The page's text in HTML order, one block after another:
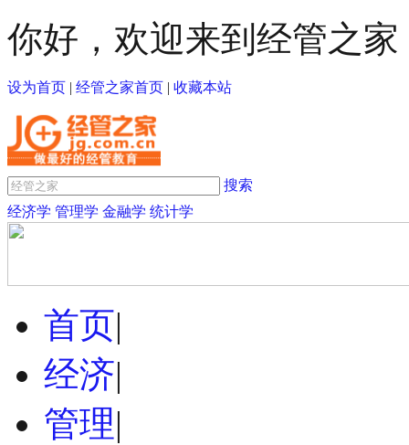
你好，欢迎来到经管之家
设为首页 | 经管之家首页 | 收藏本站
搜索
经济学 管理学 金融学 统计学
首页|
经济|
管理|